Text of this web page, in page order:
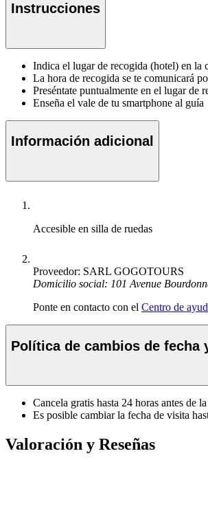
Instrucciones
Indica el lugar de recogida (hotel) en la
La hora de recogida se te comunicará
Preséntate puntualmente en el lugar de
Enseña el vale de tu smartphone al guía
Información adicional
Accesible en silla de ruedas
Proveedor: SARL GOGOTOURS
Domicilio social: 101 Avenue
Ponte en contacto con el Centro de
Política de cambios de fecha
Cancela gratis hasta 24 horas antes de
Es posible cambiar la fecha de visita
Valoración y Reseñas